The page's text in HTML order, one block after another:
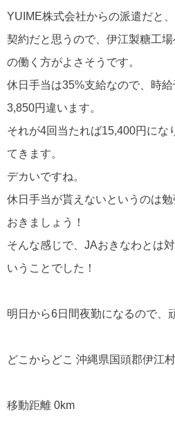
YUIME株式会社からの派遣だと
契約だと思うので、伊江製糖工
の働く方がよさそうです。
休日手当は35%支給なので、時
3,850円違います。
それが4回当たれば15,400円にな
てきます。
デカいですね。
休日手当が貰えないというのは
おきましょう！
そんな感じで、JAおきなわとは
いうことでした！
明日から6日間夜勤になるので、
どこからどこ 沖縄県国頭郡伊江
移動距離 0km